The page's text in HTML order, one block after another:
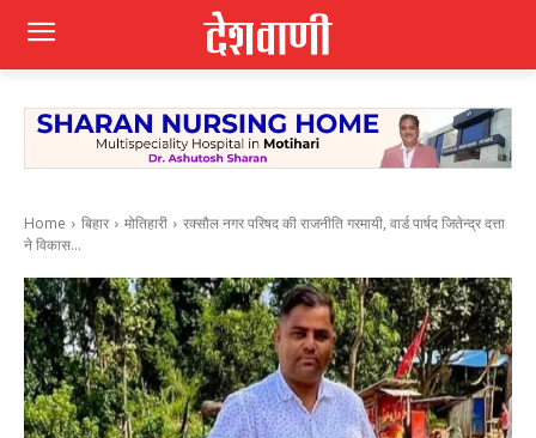
Home बिहार मोतिहारी
रक्सौल नगर परिषद की राजनीति गरमायी, वार्ड पार्षद जितेन्द्र दत्ता
ने विकास...